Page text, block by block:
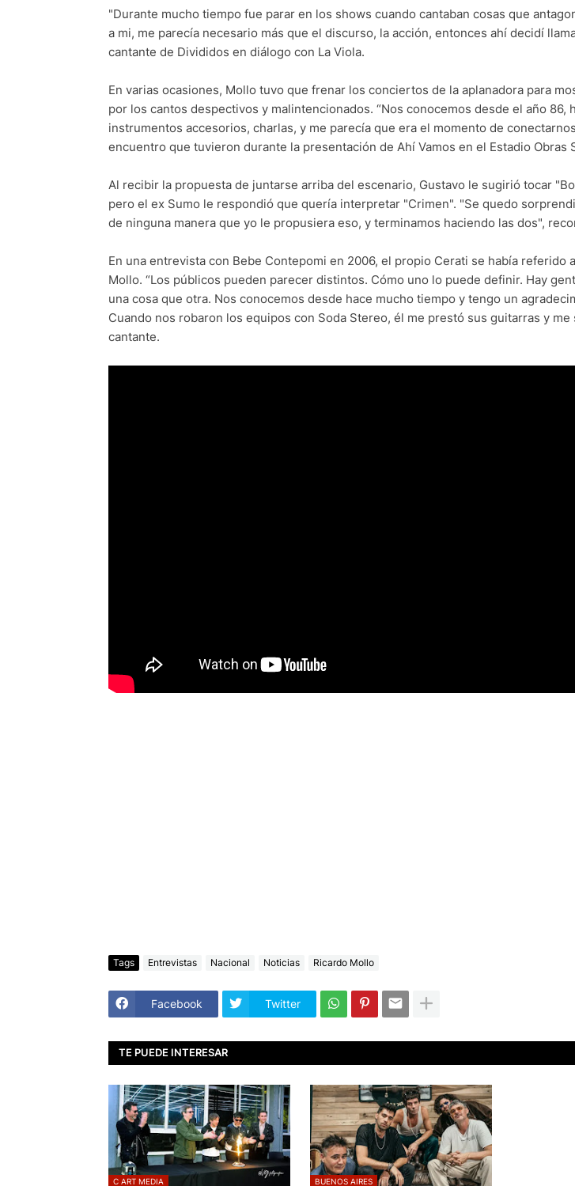
"Durante mucho tiempo fue parar en los shows cuando cantaban cosas que
a mi, me parecía necesario más que el discurso, la acción, entonces ahí decidí
cantante de Divididos en diálogo con La Viola.
En varias ocasiones, Mollo tuvo que frenar los conciertos de la aplanadora para
por los cantos despectivos y malintencionados. “Nos conocemos desde el año 86,
instrumentos accesorios, charlas, y me parecía que era el momento de
encuentro que tuvieron durante la presentación de Ahí Vamos en el Estadio Obras
Al recibir la propuesta de juntarse arriba del escenario, Gustavo le sugirió tocar
pero el ex Sumo le respondió que quería interpretar "Crimen". "Se quedo
de ninguna manera que yo le propusiera eso, y terminamos haciendo las dos",
En una entrevista con Bebe Contepomi en 2006, el propio Cerati se había referido
Mollo. “Los públicos pueden parecer distintos. Cómo uno lo puede definir. Hay
una cosa que otra. Nos conocemos desde hace mucho tiempo y tengo un
Cuando nos robaron los equipos con Soda Stereo, él me prestó sus guitarras y me
cantante.
Tags Entrevistas Nacional Noticias Ricardo Mollo
Facebook Twitter
TE PUEDE INTERESAR
C ART MEDIA BUENOS AIRES